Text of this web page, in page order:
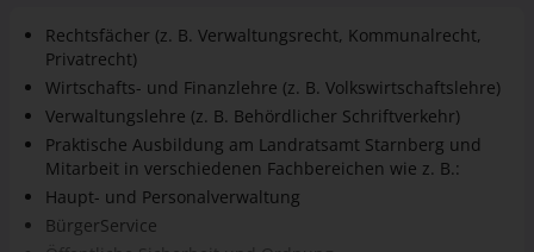
Verwaltungslehre (z. B. Behördlicher Schriftverkehr)
Praktische Ausbildung am Landratsamt Starnberg und
Mitarbeit in verschiedenen Fachbereichen wie z. B.:
Haupt- und Personalverwaltung
BürgerService
Öffentliche Sicherheit und Ordnung
Jugend- und Sozialamt
Finanzwesen
Mehr anzeigen